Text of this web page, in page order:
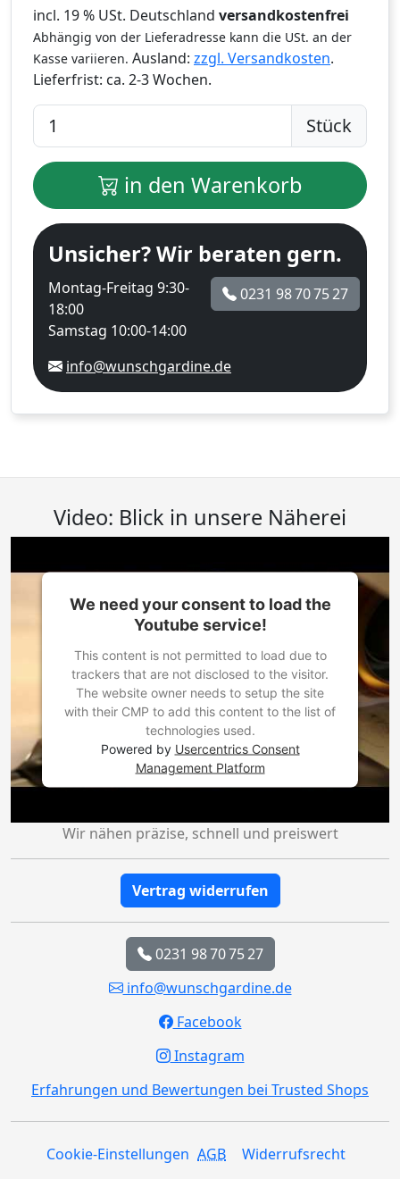
incl. 19 % USt. Deutschland versandkostenfrei
Abhängig von der Lieferadresse kann die USt. an der
Kasse variieren. Ausland: zzgl. Versandkosten.
Lieferfrist: ca. 2-3 Wochen.
Stück
in den Warenkorb
Unsicher? Wir beraten gern.
Montag-Freitag 9:30-
18:00
Samstag 10:00-14:00
0231 98 70 75 27
info@wunschgardine.de
Video: Blick in unsere Näherei
We need your consent to load the
Youtube service!
This content is not permitted to load due to
trackers that are not disclosed to the visitor.
The website owner needs to setup the site
with their CMP to add this content to the list of
technologies used.
Powered by Usercentrics Consent
Management Platform
Wir nähen präzise, schnell und preiswert
Vertrag widerrufen
0231 98 70 75 27
info@wunschgardine.de
Facebook
Instagram
Erfahrungen und Bewertungen bei Trusted Shops
Cookie-Einstellungen AGB Widerrufsrecht